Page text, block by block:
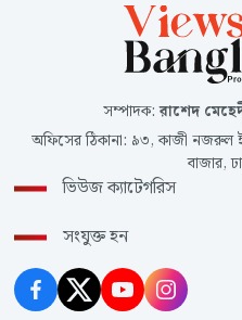
সম্পাদক:রাশেদ
অফিসের ঠিকানা: ৯৩, কাজী নজরুল
বাজার,
ভিউজ ক্যাটেগরিস
সংযুক্ত হন